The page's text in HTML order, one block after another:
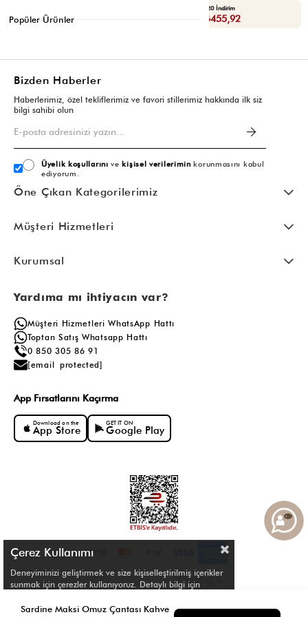
Sepette : ₺398,93
Yaza Özel Ek %20 İndirim
Sepette : ₺455,92
Bizden Haberler
Haberlerimiz, özel tekliflerimiz ve favori stillerimiz hakkında ilk siz
bilgi sahibi olun
Üyelik koşullarını vekişisel verileriminkorunmasını kabul
ediyorum.
Öne Çıkan Kategorilerimiz
Müşteri Hizmetleri
Kurumsal
Yardıma mı ihtiyacın var?
Müşteri Hizmetleri WhatsApp Hattı
Toptan Satış Whatsapp Hattı
0 850 305 86 91
[email protected]
App Fırsatlarını Kaçırma
Download on the
App Store
GET IT ON
Google Play
Çerez Kullanımı
Deneyiminizi geliştirmek ve size kişiselleştirilmiş içerikler
sunmak için çerezler kullanıyoruz. Detaylı bilgi için
Sardine Maksi Omuz Çantası Kahve
Popüler Ürünler